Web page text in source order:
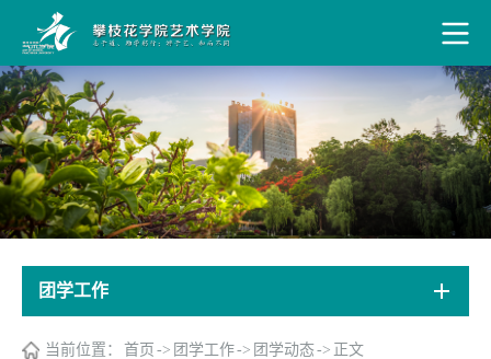
团学工作
当前位置： 首页 -> 团学工作-> 团学动态-> 正文